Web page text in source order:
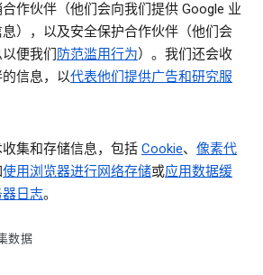
作伙伴（他们会向我们提供 Google 业
），以及安全保护合作伙伴（他们会
便我们 防范滥用行为）。我们还会收
信息，以代表他们提供广告和研究服
集和存储信息，包括 Cookie、 像素代
使用浏览器进行网络存储或应用数据缓
器日志。
数据